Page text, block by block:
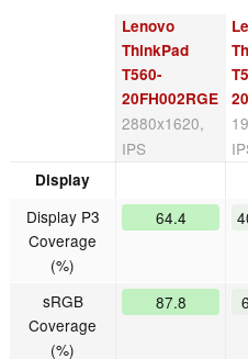
Lenovo
ThinkPad
T560-
20FH002RGE
2880x1620,
IPS
Display
Display P3
Coverage
(%)
64.4
sRGB
Coverage
(%)
87.8